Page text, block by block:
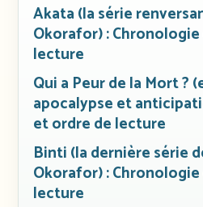
Akata (la série
Okorafor) :
lecture
Qui a Peur de la Mort ?
apocalypse et
et ordre de lecture
Binti (la dernière série
Okorafor) :
lecture